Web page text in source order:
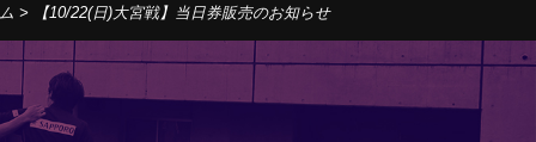
> 【10/22(日)大宮戦】当日券販売のお知らせ